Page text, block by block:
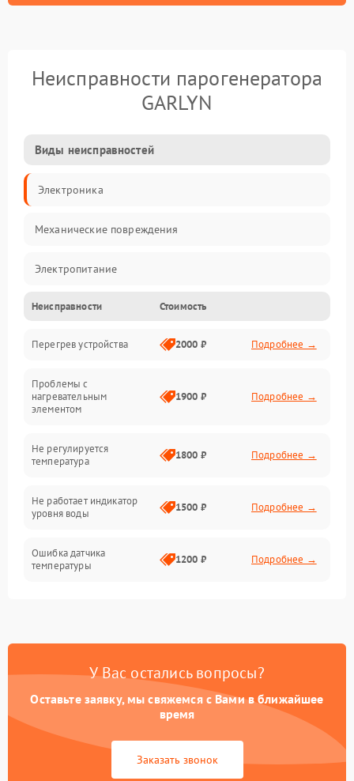
Неисправности парогенератора
GARLYN
Виды неисправностей
Электроника
Механические повреждения
Электропитание
Парообразование
Герметичность
Механика
Неисправности Стоимость
Перегрев устройства 2000 ₽ Подробнее →
Проблемы с
нагревательным
элементом
1900 ₽ Подробнее →
Не регулируется
температура
1800 ₽ Подробнее →
Не работает индикатор
уровня воды
1500 ₽ Подробнее →
Ошибка датчика
температуры
1200 ₽ Подробнее →
Ошибка платы управления 1500 ₽ Подробнее →
1200 ₽
Не сохраняет настройки Подробнее →
1500 ₽ Подробнее →
У Вас остались вопросы?
Оставьте заявку, мы свяжемся с Вами в ближайшее
время
Заказать звонок